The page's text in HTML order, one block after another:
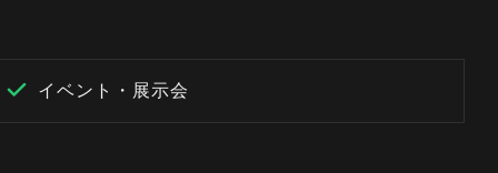
イベント・展示会